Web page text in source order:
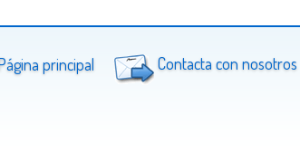
principal Contacta con nosotros